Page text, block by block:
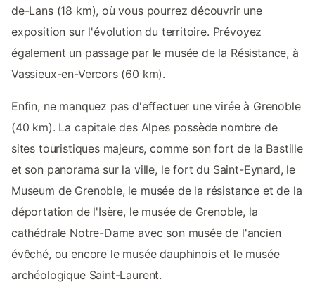
de-Lans (18 km), où vous pourrez découvrir une
exposition sur l'évolution du territoire. Prévoyez
également un passage par le musée de la Résistance, à
Vassieux-en-Vercors (60 km).
Enfin, ne manquez pas d'effectuer une virée à Grenoble
(40 km). La capitale des Alpes possède nombre de
sites touristiques majeurs, comme son fort de la Bastille
et son panorama sur la ville, le fort du Saint-Eynard, le
Museum de Grenoble, le musée de la résistance et de la
déportation de l'Isère, le musée de Grenoble, la
cathédrale Notre-Dame avec son musée de l'ancien
évêché, ou encore le musée dauphinois et le musée
archéologique Saint-Laurent.